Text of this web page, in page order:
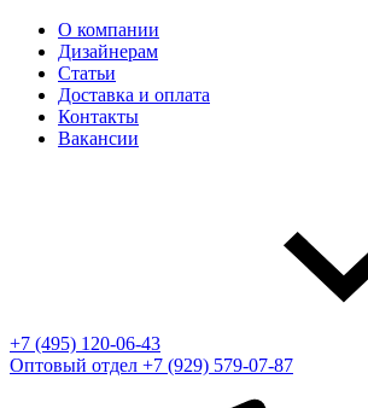
О компании
Дизайнерам
Статьи
Доставка и оплата
Контакты
Вакансии
+7 (495) 120-06-43
Оптовый отдел +7 (929) 579-07-87